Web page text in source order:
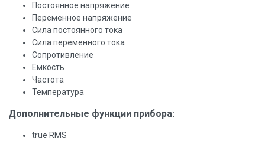
Постоянное напряжение
Переменное напряжение
Сила постоянного тока
Сила переменного тока
Сопротивление
Емкость
Частота
Температура
Дополнительные функции прибора:
true RMS